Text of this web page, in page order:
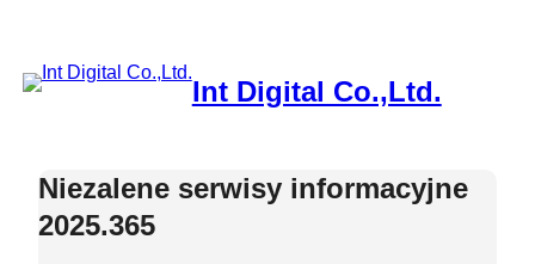
content
Int Digital Co.,Ltd.
Niezalene serwisy informacyjne
2025.365